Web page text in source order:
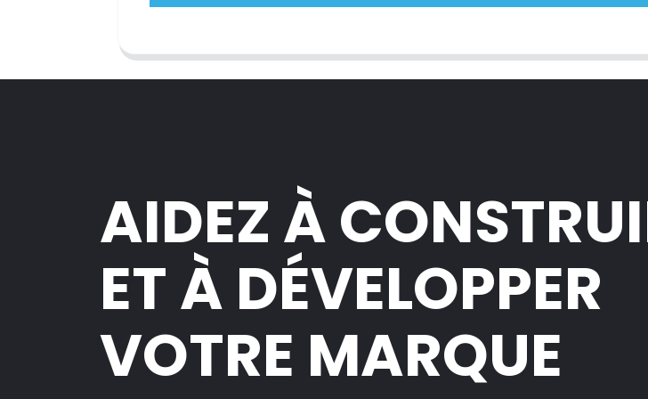
AIDEZ À
ET À DÉVELOPPER
VOTRE MARQUE